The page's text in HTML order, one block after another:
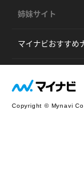
姉妹サイト
マイナビおすすめ
Copyright © Mynavi